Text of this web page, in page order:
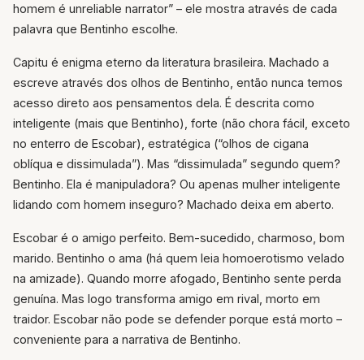
homem é unreliable narrator” – ele mostra através de cada
palavra que Bentinho escolhe.
Capitu é enigma eterno da literatura brasileira. Machado a
escreve através dos olhos de Bentinho, então nunca temos
acesso direto aos pensamentos dela. É descrita como
inteligente (mais que Bentinho), forte (não chora fácil, exceto
no enterro de Escobar), estratégica (“olhos de cigana
oblíqua e dissimulada”). Mas “dissimulada” segundo quem?
Bentinho. Ela é manipuladora? Ou apenas mulher inteligente
lidando com homem inseguro? Machado deixa em aberto.
Escobar é o amigo perfeito. Bem-sucedido, charmoso, bom
marido. Bentinho o ama (há quem leia homoerotismo velado
na amizade). Quando morre afogado, Bentinho sente perda
genuína. Mas logo transforma amigo em rival, morto em
traidor. Escobar não pode se defender porque está morto –
conveniente para a narrativa de Bentinho.